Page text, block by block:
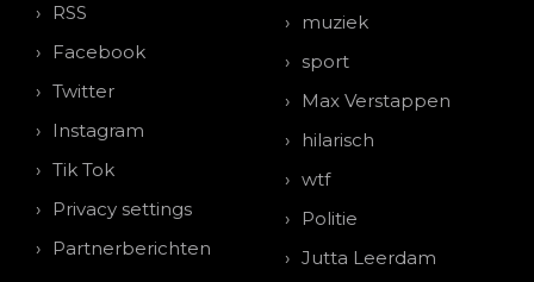
RSS
Facebook
Twitter
Instagram
Tik Tok
Privacy settings
Partnerberichten
muziek
sport
Max Verstappen
hilarisch
wtf
Politie
Jutta Leerdam